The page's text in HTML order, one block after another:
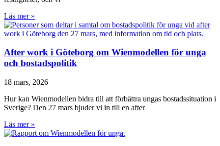
Läs mer »
After work i Göteborg om Wienmodellen för unga
och bostadspolitik
18 mars, 2026
Hur kan Wienmodellen bidra till att förbättra ungas bostadssituation i
Sverige? Den 27 mars bjuder vi in till en after
Läs mer »